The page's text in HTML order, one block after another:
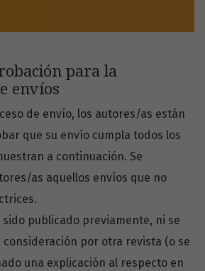
para la
envíos
de envío, los autores/as están
que su envío cumpla todos los
a continuación. Se
as aquellos envíos que no
sido publicado previamente, ni se
consideración por otra revista (o se
una explicación al respecto en